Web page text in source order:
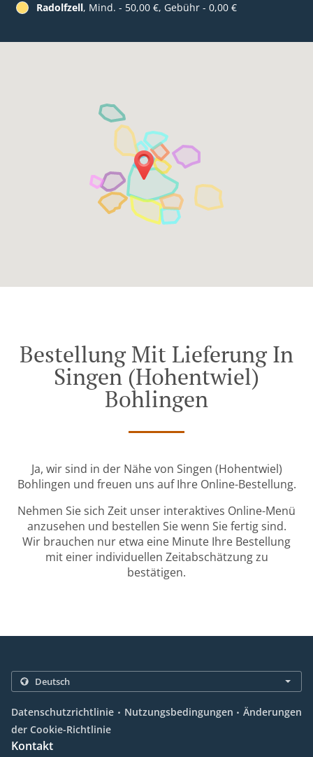
Radolfzell, Mind. - 50,00 €, Gebühr - 0,00 €
Bestellung Mit Lieferung In
Singen (Hohentwiel)
Bohlingen
Ja, wir sind in der Nähe von Singen (Hohentwiel)
Bohlingen und freuen uns auf Ihre Online-Bestellung.
Nehmen Sie sich Zeit unser interaktives Online-Menü
anzusehen und bestellen Sie wenn Sie fertig sind.
Wir brauchen nur etwa eine Minute Ihre Bestellung
mit einer individuellen Zeitabschätzung zu
bestätigen.
Datenschutzrichtlinie . Nutzungsbedingungen . Änderungen
der Cookie-Richtlinie
Kontakt